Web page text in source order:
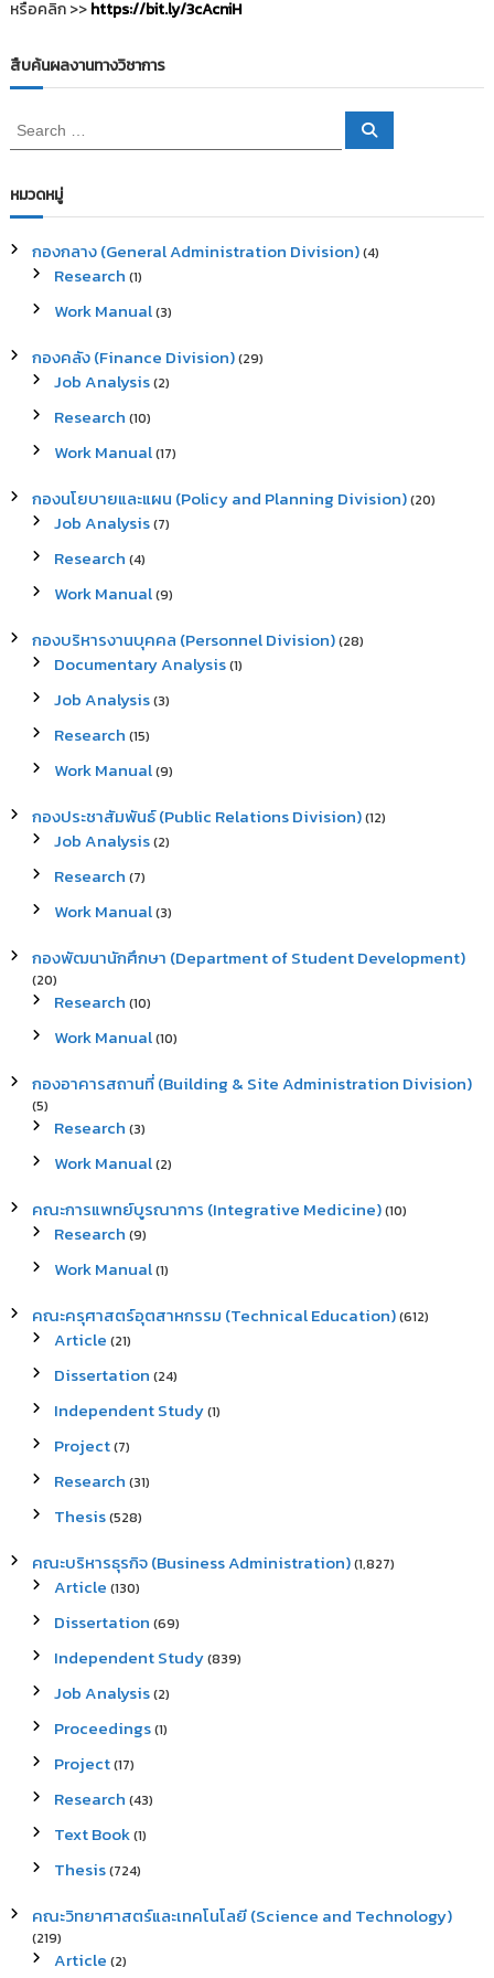
หรือคลิก >>https://bit.ly/3cAcniH
สืบค้นผลงานทางวิชาการ
e
r
c
f
S
หมวดหมู่
กองกลาง (General Administration Division)(4)
Research (1)
Work Manual(3)
กองคลัง (Finance Division)(29)
Job Analysis(2)
Research (10)
Work Manual(17)
กองนโยบายและแผน (Policy and Planning Division)(20)
Job Analysis(7)
Research (4)
Work Manual(9)
กองบริหารงานบุคคล (Personnel Division)(28)
Documentary Analysis(1)
Job Analysis(3)
Research (15)
Work Manual(9)
กองประชาสัมพันธ์ (Public Relations Division)(12)
Job Analysis(2)
Research (7)
Work Manual(3)
กองพัฒนานักศึกษา (Department of Student Development)
(20)
Research (10)
Work Manual(10)
กองอาคารสถานที่ (Building & Site Administration Division)
(5)
Research (3)
Work Manual(2)
คณะการแพทย์บูรณาการ (Integrative Medicine)(10)
Research (9)
Work Manual(1)
คณะครุศาสตร์อุตสาหกรรม (Technical Education)(612)
Article (21)
Dissertation (24)
Independent Study(1)
Project(7)
Research (31)
Thesis(528)
คณะบริหารธุรกิจ (Business Administration)(1,827)
Article (130)
Dissertation (69)
Independent Study(839)
Job Analysis(2)
Proceedings(1)
Project(17)
Research (43)
Text Book(1)
Thesis(724)
คณะวิทยาศาสตร์และเทคโนโลยี (Science and Technology)
(219)
Article (2)